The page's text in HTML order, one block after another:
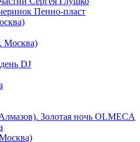
Пенно-пласт
Москва)
DJ
Золотая ночь OLMECA